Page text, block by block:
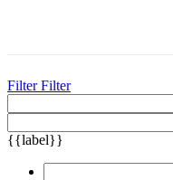
FilterFilter
{{label}}